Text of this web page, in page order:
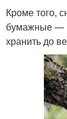
Кроме того,
бумажные —
хранить до